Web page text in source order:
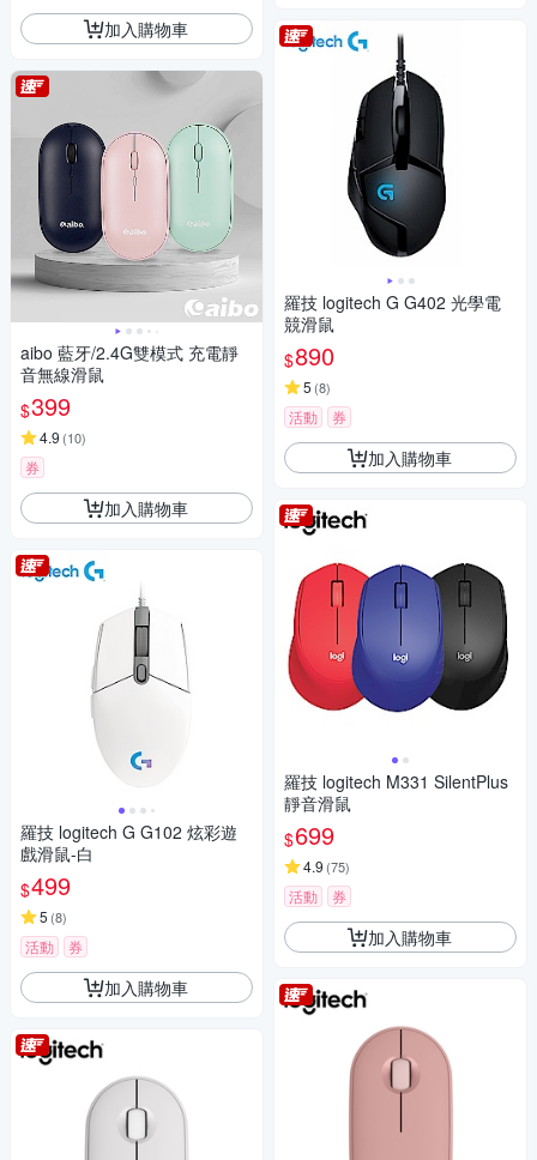
加入購物車
aibo 藍牙/2.4G雙模式 充電靜
音無線滑鼠
$399
4.9 (10)
券
加入購物車
羅技 logitech G G102 炫彩遊
戲滑鼠-白
$499
5 (8)
活動 券
加入購物車
羅技 logitech G G402 光學電
競滑鼠
$890
5 (8)
活動 券
加入購物車
羅技 logitech M331 SilentPlus
靜音滑鼠
$699
4.9 (75)
活動 券
加入購物車